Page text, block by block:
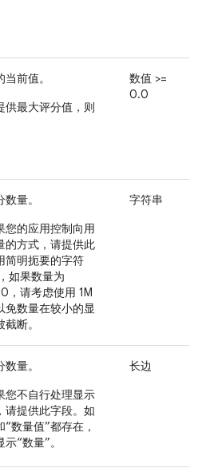
前值。
供最大评分值，则
数值 >=
0.0
量。
您的应用控制向用
的方式，请提供此
简明扼要的字符
如果数量为
请考虑使用 1M
免数量在较小的显
断。
字符串
量。
您不自行处理显示
请提供此字段。如
“数量值”都存在，
“数量”。
长边